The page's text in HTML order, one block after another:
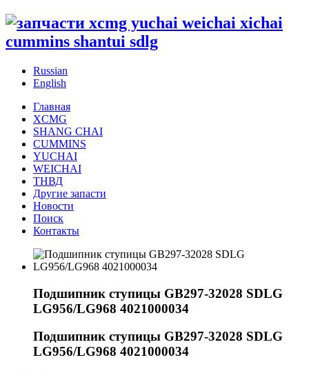
Russian
English
Главная
XCMG
SHANG CHAI
CUMMINS
YUCHAI
WEICHAI
ТНВД
Другие запасти
Новости
Поиск
Контакты
Подшипник ступицы GB297-32028 SDLG
LG956/LG968 4021000034
Подшипник ступицы GB297-32028 SDLG
LG956/LG968 4021000034